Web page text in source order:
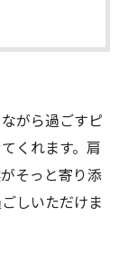
がら過ごすピ
くれます。肩
そっと寄り添
しいただけま